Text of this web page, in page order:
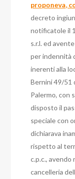
proponeva,
decreto
notificatole il
s.r.l. ed
per indennità
inerenti alla
Bernini 49/51
Palermo, con
disposto il
speciale con
dichiarava
rispetto al
c.p.c., avendo
cancelleria